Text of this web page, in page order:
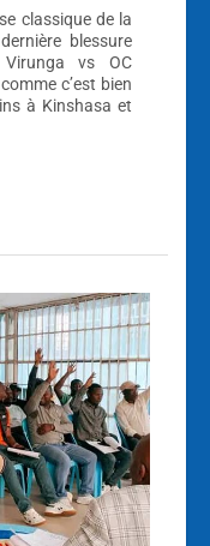
classique de la
blessure
vs OC
c’est bien
à Kinshasa et